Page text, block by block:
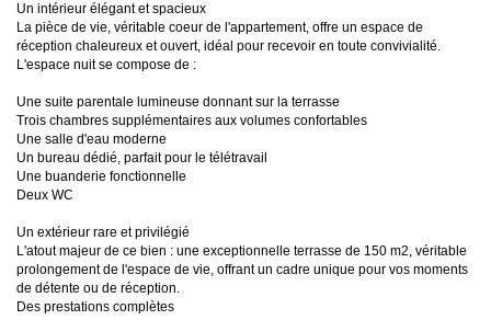
Un intérieur élégant et spacieux
La pièce de vie, véritable coeur de l'appartement, offre un espace de
réception chaleureux et ouvert, idéal pour recevoir en toute convivialité.
L'espace nuit se compose de :
Une suite parentale lumineuse donnant sur la terrasse
Trois chambres supplémentaires aux volumes confortables
Une salle d'eau moderne
Un bureau dédié, parfait pour le télétravail
Une buanderie fonctionnelle
Deux WC
Un extérieur rare et privilégié
L'atout majeur de ce bien : une exceptionnelle terrasse de 150 m2, véritable
prolongement de l'espace de vie, offrant un cadre unique pour vos moments
de détente ou de réception.
Des prestations complètes